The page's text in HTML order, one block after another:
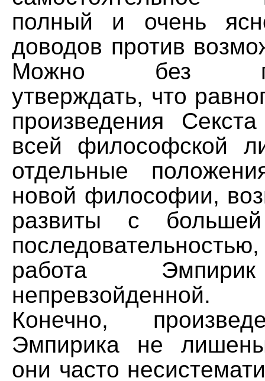
полный и очень
доводов против
Можно без
утверждать, что
произведения
всей философской
отдельные
новой философии,
развиты с
работа
непревзойденной.
Конечно,
Эмпирика не лишены
они часто